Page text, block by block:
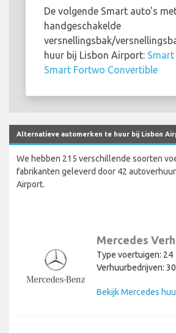
De volgende Smart auto's
handgeschakelde
versnellingsbak/
huur bij Lisbon Airport:
Smart Fortwo Convertible
Alternatieve automerken te huur bij Lisbon
We hebben 215 verschillende soorten
fabrikanten geleverd door 42
Airport.
Mercedes
Type voertuigen: 24
Verhuurbedrijven: 30
Bekijk Mercedes